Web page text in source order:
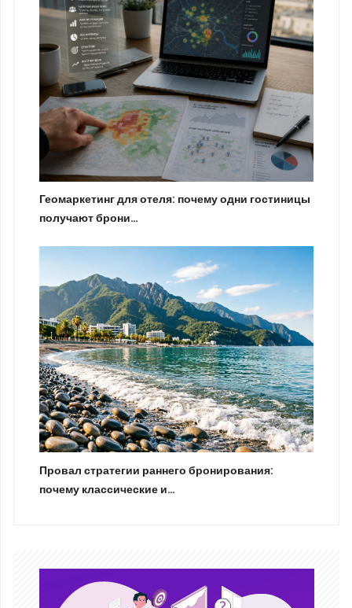
Геомаркетинг для отеля: почему одни гостиницы
получают брони…
Провал стратегии раннего бронирования:
почему классические и…